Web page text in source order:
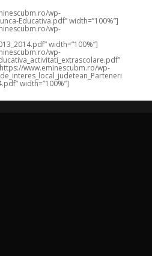
wp-
Educativa.pdf” width=”100%”]
wp-
width=”100%”]
wp-
www.eminescubm.ro/wp-
width=”100%”]